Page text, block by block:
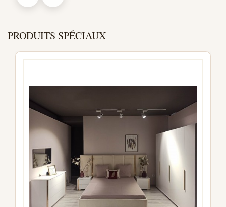
PRODUITS SPÉCIAUX